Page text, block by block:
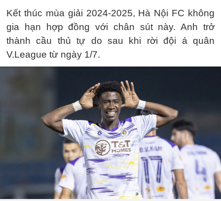
Kết thúc mùa giải 2024-2025, Hà Nội FC không
gia hạn hợp đồng với chân sút này. Anh trở
thành cầu thủ tự do sau khi rời đội á quân
V.League từ ngày 1/7.